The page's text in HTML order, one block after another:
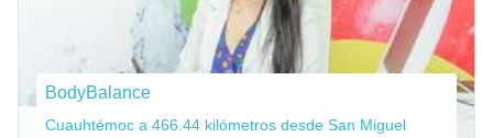
BodyBalance
Cuauhtémoc a 466.44 kilómetros desde San Miguel